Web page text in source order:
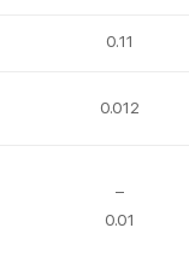
0.11
0.012
–
0.01